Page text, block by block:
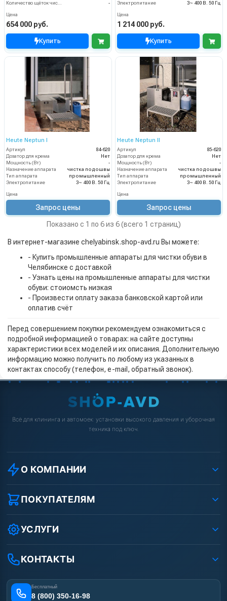
Количество щёток чистки верха обуви (шт)
-
Цена
654 000 руб.
Купить
Электропитание
3~ 400 В. 50 Гц
Цена
1 214 000 руб.
Купить
Heute Neptun I
Артикул
84-620
Дозатор для крема
Нет
Мощность (Вт)
-
Назначение аппарата
чистка подошвы
Тип аппарата
промышленный
Электропитание
3~ 400 В. 50 Гц
Цена
Запрос цены
Heute Neptun II
Артикул
85-620
Дозатор для крема
Нет
Мощность (Вт)
-
Назначение аппарата
чистка подошвы
Тип аппарата
промышленный
Электропитание
3~ 400 В. 50 Гц
Цена
Запрос цены
Показано с 1 по 6 из 6 (всего 1 страниц)
В интернет-магазине chelyabinsk.shop-avd.ru Вы можете:
- Купить промышленные аппараты для чистки обуви в
Челябинске с доставкой
- Узнать цены на промышленные аппараты для чистки
обуви: стоиомсть низкая
- Произвести оплату заказа банковской картой или
оплатив счёт
Перед совершением покупки рекомендуем ознакомиться с
подробной информацией о товарах: на сайте доступны
характеристики всех моделей и их описания. Дополнительную
информацию можно получить по любому из указанных в
контактах способу (телефон, e-mail, обратный звонок).
Всё для клининга и автомоек: установки высокого давления и уборочная
техника под ключ.
О КОМПАНИИ
О компании
Реквизиты ООО «Шоп АВД»
Защита данных клиента
Условия соглашения
Вакансии
Статьи
ПОКУПАТЕЛЯМ
Как заказать?
Оплата
Доставка
Лизинг
Получить скидку
УСЛУГИ
Ремонт АВД
Сертификаты
Наши работы
Отзывы наших клиентов
Карта сайта
КОНТАКТЫ
Бесплатный
8 (800) 350-16-98